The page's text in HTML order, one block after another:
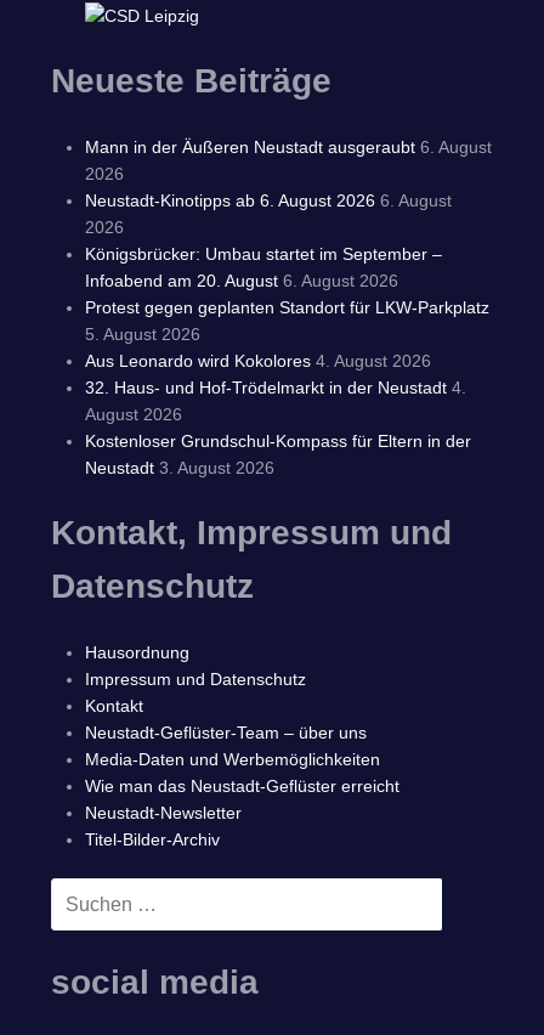
Neueste Beiträge
Mann in der Äußeren Neustadt ausgeraubt 6. August
2026
Neustadt-Kinotipps ab 6. August 2026 6. August
2026
Königsbrücker: Umbau startet im September –
Infoabend am 20. August 6. August 2026
Protest gegen geplanten Standort für LKW-Parkplatz
5. August 2026
Aus Leonardo wird Kokolores 4. August 2026
32. Haus- und Hof-Trödelmarkt in der Neustadt 4.
August 2026
Kostenloser Grundschul-Kompass für Eltern in der
Neustadt 3. August 2026
Kontakt, Impressum und
Datenschutz
Hausordnung
Impressum und Datenschutz
Kontakt
Neustadt-Geflüster-Team – über uns
Media-Daten und Werbemöglichkeiten
Wie man das Neustadt-Geflüster erreicht
Neustadt-Newsletter
Titel-Bilder-Archiv
Suchen
social media